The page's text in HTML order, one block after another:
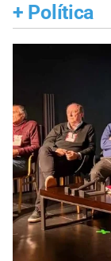
+ Política